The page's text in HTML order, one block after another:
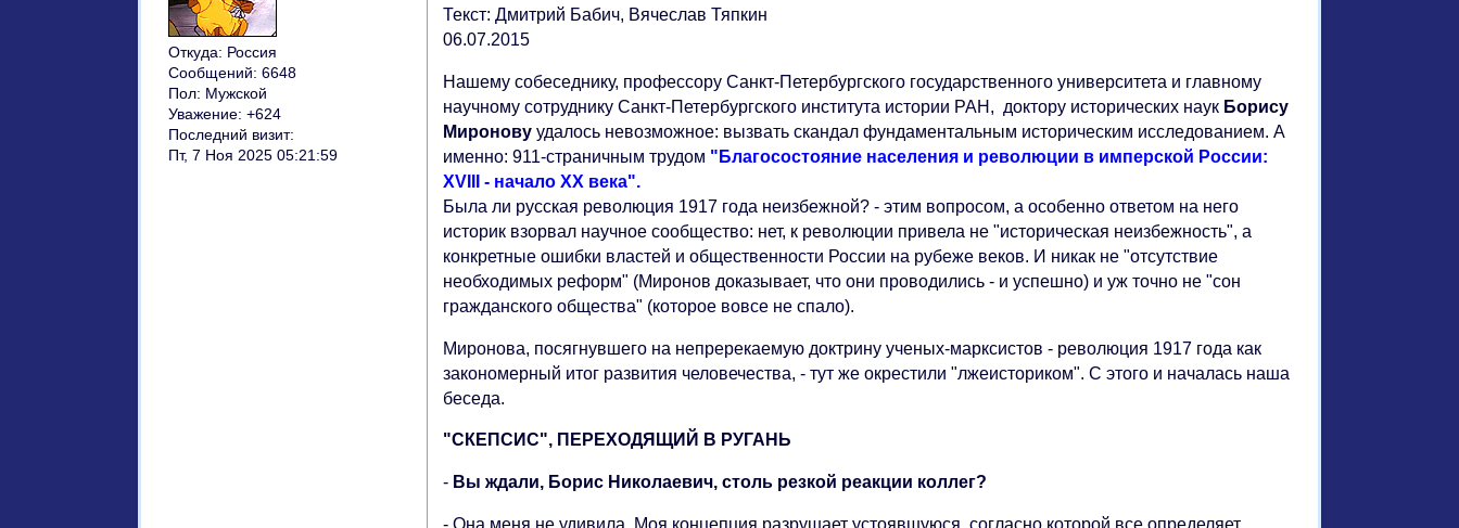
Откуда: Россия
Сообщений: 6648
Пол: Мужской
Уважение: +624
Последний визит:
Пт, 7 Ноя 2025 05:21:59
Текст: Дмитрий Бабич, Вячеслав Тяпкин
06.07.2015
Нашему собеседнику, профессору Санкт-Петербургского государственного университета и главному
научному сотруднику Санкт-Петербургского института истории РАН, доктору исторических наук Борису
Мироновуудалось невозможное: вызвать скандал фундаментальным историческим исследованием. А
именно: 911-страничным трудом "Благосостояние населения и революции в имперской России:
XVIII - начало XX века".
Была ли русская революция 1917 года неизбежной? - этим вопросом, а особенно ответом на него
историк взорвал научное сообщество: нет, к революции привела не "историческая неизбежность", а
конкретные ошибки властей и общественности России на рубеже веков. И никак не "отсутствие
необходимых реформ" (Миронов доказывает, что они проводились - и успешно) и уж точно не "сон
гражданского общества" (которое вовсе не спало).
Миронова, посягнувшего на непререкаемую доктрину ученых-марксистов - революция 1917 года как
закономерный итог развития человечества, - тут же окрестили "лжеисториком". С этого и началась наша
беседа.
"СКЕПСИС", ПЕРЕХОДЯЩИЙ В РУГАНЬ
- Вы ждали, Борис Николаевич, столь резкой реакции коллег?
- Она меня не удивила. Моя концепция разрушает устоявшуюся, согласно которой все определяет